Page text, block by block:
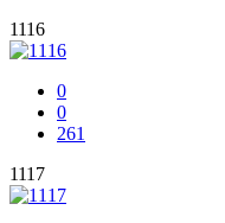
1116
0
0
261
1117